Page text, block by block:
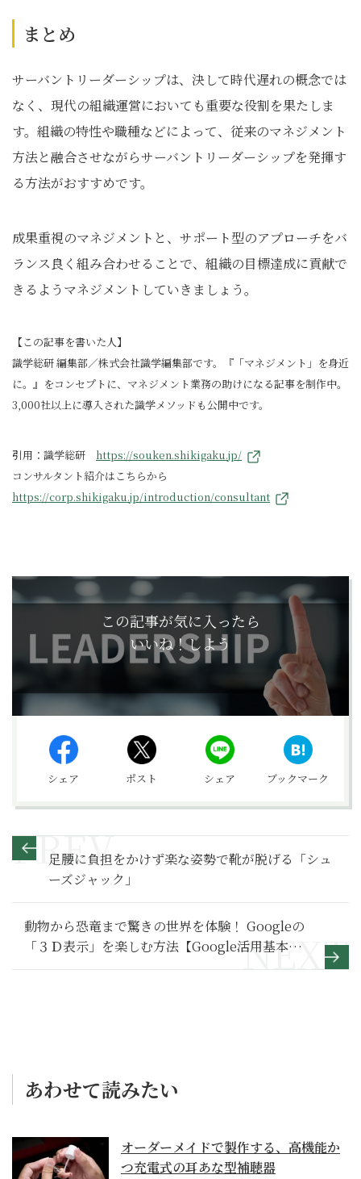
まとめ
サーバントリーダーシップは、決して時代遅れの概念では
なく、現代の組織運営においても重要な役割を果たしま
す。組織の特性や職種などによって、従来のマネジメント
方法と融合させながらサーバントリーダーシップを発揮す
る方法がおすすめです。
成果重視のマネジメントと、サポート型のアプローチをバ
ランス良く組み合わせることで、組織の目標達成に貢献で
きるようマネジメントしていきましょう。
【この記事を書いた人】
識学総研 編集部／株式会社識学編集部です。『「マネジメント」を身近
に。』をコンセプトに、マネジメント業務の助けになる記事を制作中。
3,000社以上に導入された識学メソッドも公開中です。
引用：識学総研 https://souken.shikigaku.jp/
コンサルタント紹介はこちらから
https://corp.shikigaku.jp/introduction/consultant
この記事が気に入ったら
いいね！しよう
シェア ポスト シェア ブックマーク
足腰に負担をかけず楽な姿勢で靴が脱げる「シュ
ーズジャック」
動物から恐竜まで驚きの世界を体験！ Googleの
「３Ｄ表示」を楽しむ方法【Google活用基本の
き】
あわせて読みたい
オーダーメイドで製作する、高機能か
つ充電式の耳あな型補聴器